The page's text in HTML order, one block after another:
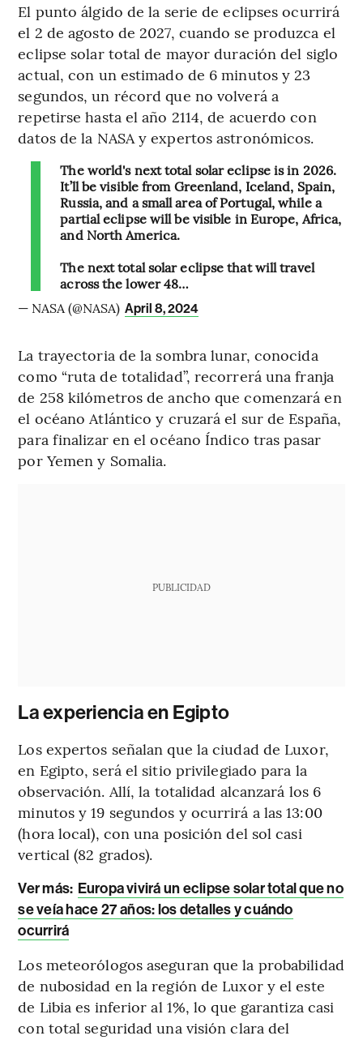
El punto álgido de la serie de eclipses ocurrirá
el 2 de agosto de 2027, cuando se produzca el
eclipse solar total de mayor duración del siglo
actual, con un estimado de 6 minutos y 23
segundos, un récord que no volverá a
repetirse hasta el año 2114, de acuerdo con
datos de la NASA y expertos astronómicos.
The world's next total solar eclipse is in 2026.
It’ll be visible from Greenland, Iceland, Spain,
Russia, and a small area of Portugal, while a
partial eclipse will be visible in Europe, Africa,
and North America.
The next total solar eclipse that will travel
across the lower 48…
— NASA (@NASA) April 8, 2024
La trayectoria de la sombra lunar, conocida
como “ruta de totalidad”, recorrerá una franja
de 258 kilómetros de ancho que comenzará en
el océano Atlántico y cruzará el sur de España,
para finalizar en el océano Índico tras pasar
por Yemen y Somalia.
PUBLICIDAD
La experiencia en Egipto
Los expertos señalan que la ciudad de Luxor,
en Egipto, será el sitio privilegiado para la
observación. Allí, la totalidad alcanzará los 6
minutos y 19 segundos y ocurrirá a las 13:00
(hora local), con una posición del sol casi
vertical (82 grados).
Ver más: Europa vivirá un eclipse solar total que no
se veía hace 27 años: los detalles y cuándo
ocurrirá
Los meteorólogos aseguran que la probabilidad
de nubosidad en la región de Luxor y el este
de Libia es inferior al 1%, lo que garantiza casi
con total seguridad una visión clara del